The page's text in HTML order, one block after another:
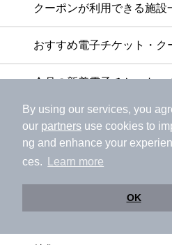
By using our services, you
our partners use cookies to
ng and enhance your
ces.
Learn more
OK
クーポンが利用できる施設
おすすめ電子チケット・ク
今月の新着電子チケット・
特集・ニュース
ニフティ温泉ニュース
口コミを見る